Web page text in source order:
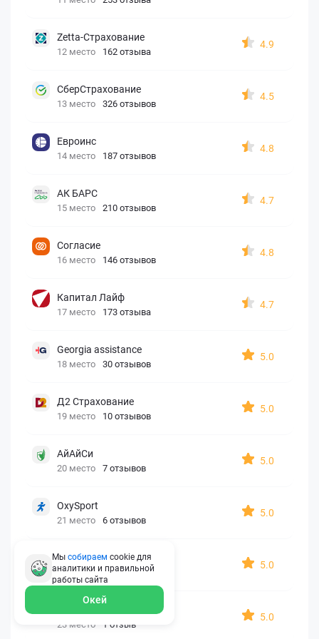
Zetta-Страхование
12 место 162 отзыва
4.9
СберСтрахование
13 место 326 отзывов
4.5
Евроинс
14 место 187 отзывов
4.8
АК БАРС
15 место 210 отзывов
4.7
Согласие
16 место 146 отзывов
4.8
Капитал Лайф
17 место 173 отзыва
4.7
Georgia assistance
18 место 30 отзывов
5.0
Д2 Страхование
19 место 10 отзывов
5.0
АйАйСи
20 место 7 отзывов
5.0
OxySport
21 место 6 отзывов
5.0
ERGO AXA
22 место 2 отзыва
5.0
23 место 1 отзыв
5.0
Мы собираем cookie для
аналитики и правильной
работы сайта
Окей